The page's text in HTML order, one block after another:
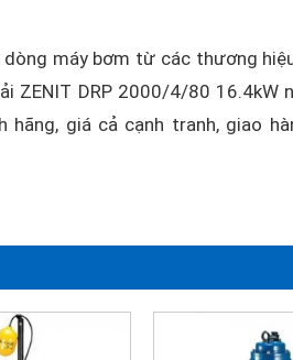
dòng máy bơm từ các thương
ZENIT DRP 2000/4/80 16.4kW
giá cả cạnh tranh, giao